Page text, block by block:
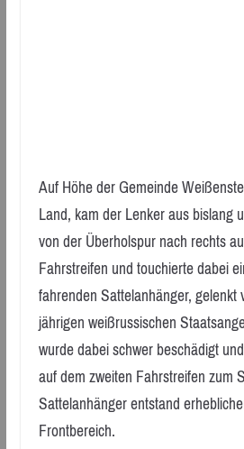
Auf Höhe der Gemeinde
Land, kam der Lenker aus bislang
von der Überholspur nach rechts
Fahrstreifen und touchierte dabei
fahrenden Sattelanhänger, gelenkt
jährigen weißrussischen
wurde dabei schwer beschädigt
auf dem zweiten Fahrstreifen zum
Sattelanhänger entstand
Frontbereich.